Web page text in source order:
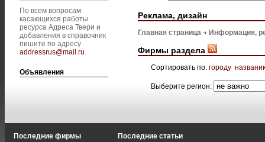
По всем вопросам
касающихся работы
ресурса Адреса Твери и
добавления в справочник
пишите по адресу
addressrus@mail.ru.
Объявления
Реклама, дизайн
Главная страница Информация,
Фирмы раздела
Сортировать по: городу
Выберите регион:
Последние фирмы Последние статьи